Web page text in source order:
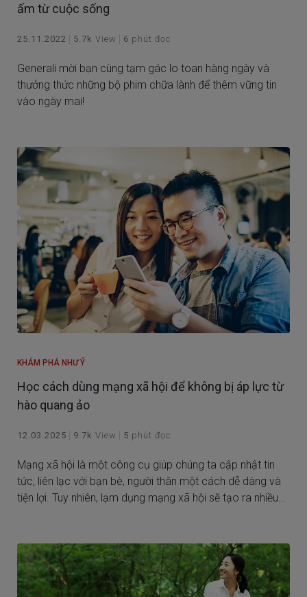
ấm từ cuộc sống
25.11.2022 5.7k View 6 phút đọc
Generali mời bạn cùng tạm gác lo toan hàng ngày và
thưởng thức những bộ phim chữa lành để thêm vững tin
vào ngày mai!
KHÁM PHÁ NHƯ Ý
Học cách dùng mạng xã hội để không bị áp lực từ
hào quang ảo
12.03.2025 9.7k View 5 phút đọc
Mạng xã hội là một công cụ giúp chúng ta cập nhật tin
tức, liên lạc với bạn bè, người thân một cách dễ dàng và
tiện lợi. Tuy nhiên, lạm dụng mạng xã hội sẽ tạo ra nhiều